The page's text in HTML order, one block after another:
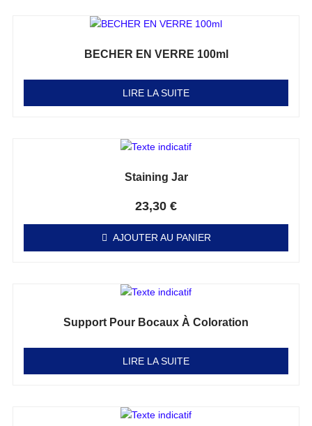
BECHER EN VERRE 100ml
LIRE LA SUITE
Staining Jar
23,30 €
AJOUTER AU PANIER
Support Pour Bocaux À Coloration
LIRE LA SUITE